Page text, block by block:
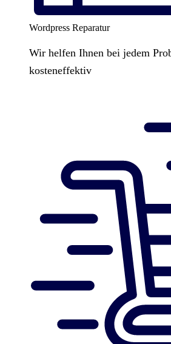
Wordpress Reparatur
Wir helfen Ihnen bei jedem
kosteneffektiv